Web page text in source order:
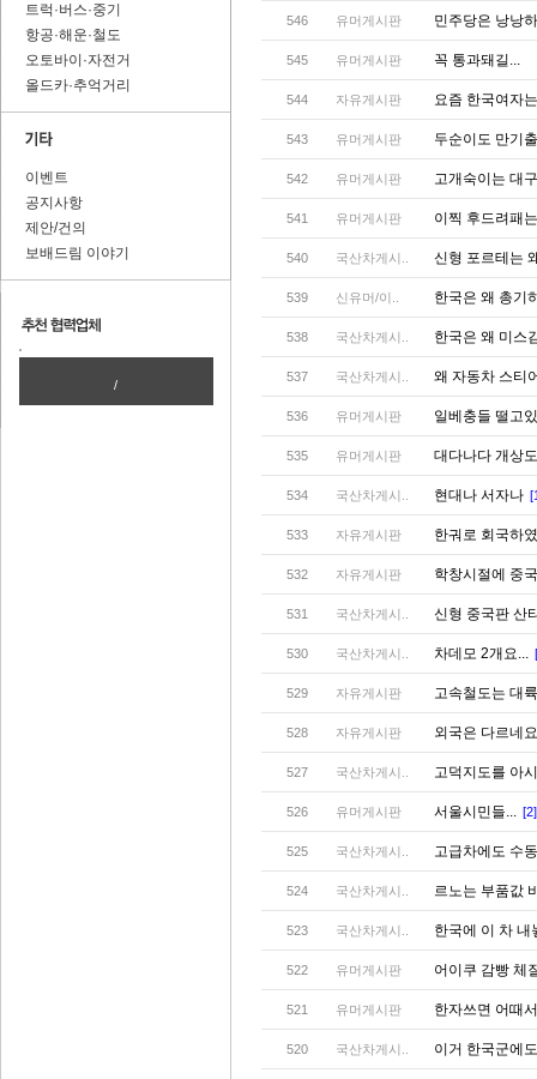
트럭·버스·중기
항공·해운·철도
오토바이·자전거
올드카·추억거리
이벤트
공지사항
제안/건의
보배드림 이야기
/
546 유머게시판 민주당은 낭낭
545 유머게시판 꼭 통과돼길...
544 자유게시판 요즘 한국여자
543 유머게시판 두순이도 만기
542 유머게시판 고개숙이는 대
541 유머게시판 이찍 후드려패
540 국산차게시.. 신형 포르테는
539 신유머/이.. 한국은 왜 총기
538 국산차게시.. 한국은 왜 미스
537 국산차게시.. 왜 자동차 스티
536 유머게시판 일베충들 떨고
535 유머게시판 대다나다 개상
534 국산차게시.. 현대나 서자나
533 자유게시판 한궈로 회국하
532 자유게시판 학창시절에 중
531 국산차게시.. 신형 중국판 산
530 국산차게시.. 차데모 2개요...
529 자유게시판 고속철도는 대
528 자유게시판 외국은 다르네
527 국산차게시.. 고덕지도를 아
526 유머게시판 서울시민들... [2]
525 국산차게시.. 고급차에도 수
524 국산차게시.. 르노는 부품값
523 국산차게시.. 한국에 이 차
522 유머게시판 어이쿠 감빵 체
521 유머게시판 한자쓰면 어때
520 국산차게시.. 이거 한국군에